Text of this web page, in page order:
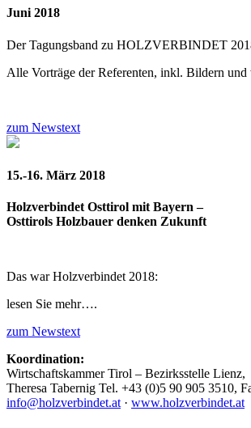
Juni 2018
Der Tagungsband zu HOLZVERBINDET
Alle Vorträge der Referenten, inkl. Bildern
zum Newstext
15.-16. März 2018
Holzverbindet Osttirol mit Bayern –
Osttirols Holzbauer denken Zukunft
Das war Holzverbindet 2018:
lesen Sie mehr….
zum Newstext
Koordination:
Wirtschaftskammer Tirol – Bezirksstelle Lienz,
Theresa Tabernig Tel. +43 (0)5 90 905 3510,
info@holzverbindet.at · www.holzverbindet.at